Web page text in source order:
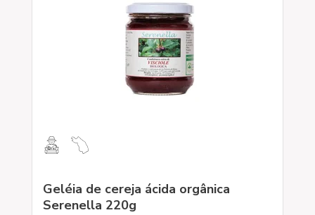
Geléia de cereja ácida orgânica
Serenella 220g